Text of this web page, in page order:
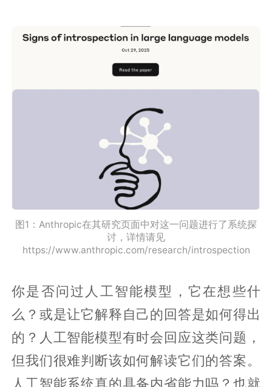
图1：Anthropic在其研究页面中对这一问题进行了系统探
讨，详情请见
https://www.anthropic.com/research/introspection
你是否问过人工智能模型，它在想些什
么？或是让它解释自己的回答是如何得出
的？人工智能模型有时会回应这类问题，
但我们很难判断该如何解读它们的答案。
人工智能系统真的具备内省能力吗？也就